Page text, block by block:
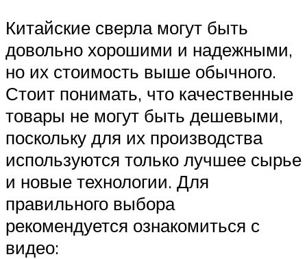
Китайские сверла могут быть
довольно хорошими и надежными,
но их стоимость выше обычного.
Стоит понимать, что качественные
товары не могут быть дешевыми,
поскольку для их производства
используются только лучшее сырье
и новые технологии. Для
правильного выбора
рекомендуется ознакомиться с
видео: